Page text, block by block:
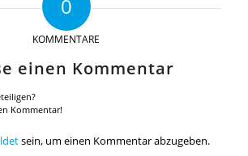
0
KOMMENTARE
einen Kommentar
Kommentar!
sein, um einen Kommentar abzugeben.